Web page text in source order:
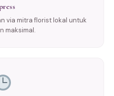
via mitra florist lokal untuk
maksimal.